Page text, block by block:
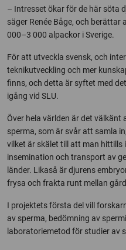
– Intresset ökar för de här söta
säger Renée Båge, och
000–3 000 alpackor i Sverige.
För att utveckla svensk, och
teknikutveckling och mer
finns, och detta är syftet med
igång vid SLU.
Över hela världen är det välkänt
sperma, som är svår att samla
vilket är skälet till att man
insemination och transport av
länder. Likaså är djurens
frysa och frakta runt mellan
I projektets första del vill
av sperma, bedömning av
laboratoriemetod för studier av